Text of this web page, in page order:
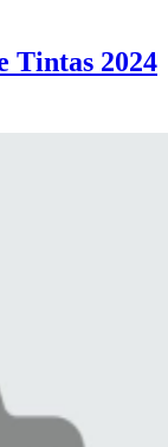
Tintas 2024